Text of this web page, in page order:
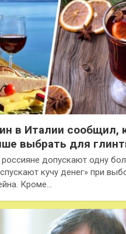
в Италии сообщил,
выбрать для
допускают одну
кучу денег» при
Кроме…